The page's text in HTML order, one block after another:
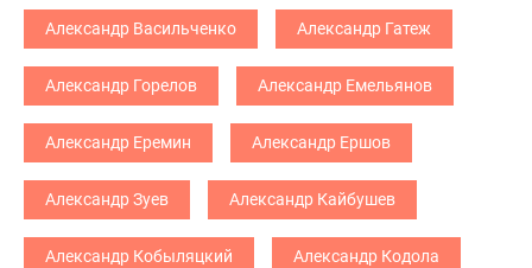
Александр Васильченко Александр Гатеж
Александр Горелов Александр Емельянов
Александр Еремин Александр Ершов
Александр Зуев Александр Кайбушев
Александр Кобыляцкий Александр Кодола